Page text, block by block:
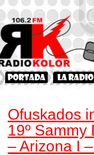
Ofuskados
19º Sammy
– Arizona I